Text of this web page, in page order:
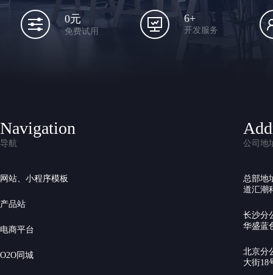
0元
免费试用
6+
开发服务
Navigation
导航
网站、小程序模板
产品站
电商平台
O2O同城
公司地
总部地
道汇潮
长沙分
华盛蓝
北京分
大街18